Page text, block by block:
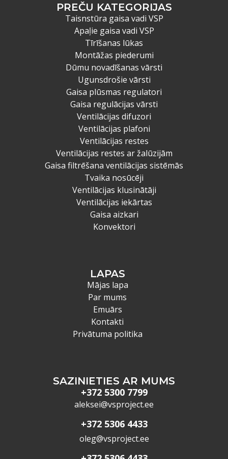
PREČU KATEGORIJAS
Taisnstūra gaisa vadi VSP
Apaļie gaisa vadi VSP
Tīrīšanas lūkas
Montāžas piederumi
Dūmu novadīšanas vārsti
Ugunsdrošie vārsti
Gaisa plūsmas regulatori
Gaisa regulācijas vārsti
Ventilācijas difuzori
Ventilācijas plafoni
Ventilācijas restes
Ventilācijas restes ar žalūzijām
Gaisa filtrēšana ventilācijas sistēmās
Tvaika nosūcēji
Ventilācijas klusinātāji
Ventilācijas iekārtas
Gaisa aizkari
Konvektori
LAPAS
Mājas lapa
Par mums
Emuārs
Kontakti
Privātuma politika
SAZINIETIES AR MUMS
+372 5300 7799
aleksei@vsproject.ee
+372 5306 4433
oleg@vsproject.ee